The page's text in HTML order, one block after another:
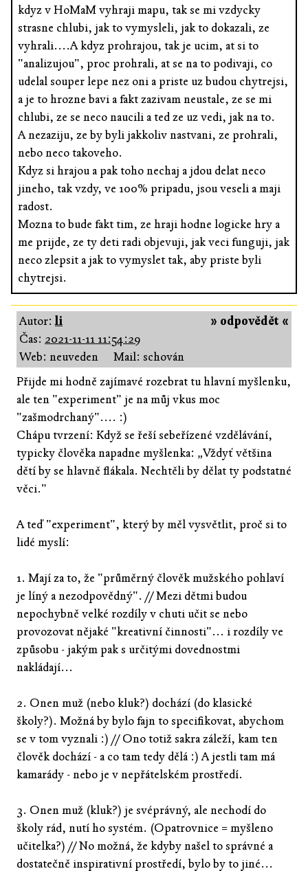
kdyz v HoMaM vyhraji mapu, tak se mi vzdycky
strasne chlubi, jak to vymysleli, jak to dokazali, ze
vyhrali....A kdyz prohrajou, tak je ucim, at si to
"analizujou", proc prohrali, at se na to podivaji, co
udelal souper lepe nez oni a priste uz budou chytrejsi,
a je to hrozne bavi a fakt zazivam neustale, ze se mi
chlubi, ze se neco naucili a ted ze uz vedi, jak na to.
A nezaziju, ze by byli jakkoliv nastvani, ze prohrali,
nebo neco takoveho.
Kdyz si hrajou a pak toho nechaj a jdou delat neco
jineho, tak vzdy, ve 100% pripadu, jsou veseli a maji
radost.
Mozna to bude fakt tim, ze hraji hodne logicke hry a
me prijde, ze ty deti radi objevuji, jak veci funguji, jak
neco zlepsit a jak to vymyslet tak, aby priste byli
chytrejsi.
» odpovědět «
Autor:li
Čas: 2021-11-11 11:54:29
Web: neuveden
Mail: schován
Přijde mi hodně zajímavé rozebrat tu hlavní myšlenku,
ale ten "experiment" je na můj vkus moc
"zašmodrchaný".... :)
Chápu tvrzení: Když se řeší sebeřízené vzdělávání,
typicky člověka napadne myšlenka: „Vždyť většina
dětí by se hlavně flákala. Nechtěli by dělat ty podstatné
věci."
A teď "experiment", který by měl vysvětlit, proč si to
lidé myslí:
1. Mají za to, že "průměrný člověk mužského pohlaví
je líný a nezodpovědný". // Mezi dětmi budou
nepochybně velké rozdíly v chuti učit se nebo
provozovat nějaké "kreativní činnosti"... i rozdíly ve
způsobu - jakým pak s určitými dovednostmi
nakládají...
2. Onen muž (nebo kluk?) dochází (do klasické
školy?). Možná by bylo fajn to specifikovat, abychom
se v tom vyznali :) // Ono totiž sakra záleží, kam ten
člověk dochází - a co tam tedy dělá :) A jestli tam má
kamarády - nebo je v nepřátelském prostředí.
3. Onen muž (kluk?) je svéprávný, ale nechodí do
školy rád, nutí ho systém. (Opatrovnice = myšleno
učitelka?) // No možná, že kdyby našel to správné a
dostatečně inspirativní prostředí, bylo by to jiné...